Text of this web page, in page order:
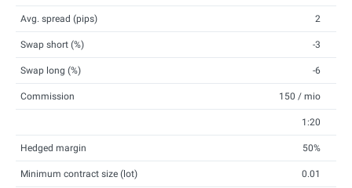
Avg. spread (pips) 2
Swap short (%) -3
Swap long (%) -6
Commission 150 / mio
1:20
Hedged margin 50%
Minimum contract size (lot) 0.01